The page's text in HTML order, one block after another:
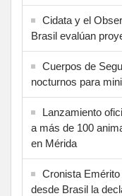
Cidata y el
Brasil evalúan
Cuerpos de
nocturnos para
Lanzamiento
a más de 100
en Mérida
Cronista
desde Brasil la